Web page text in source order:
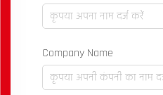
Company Name